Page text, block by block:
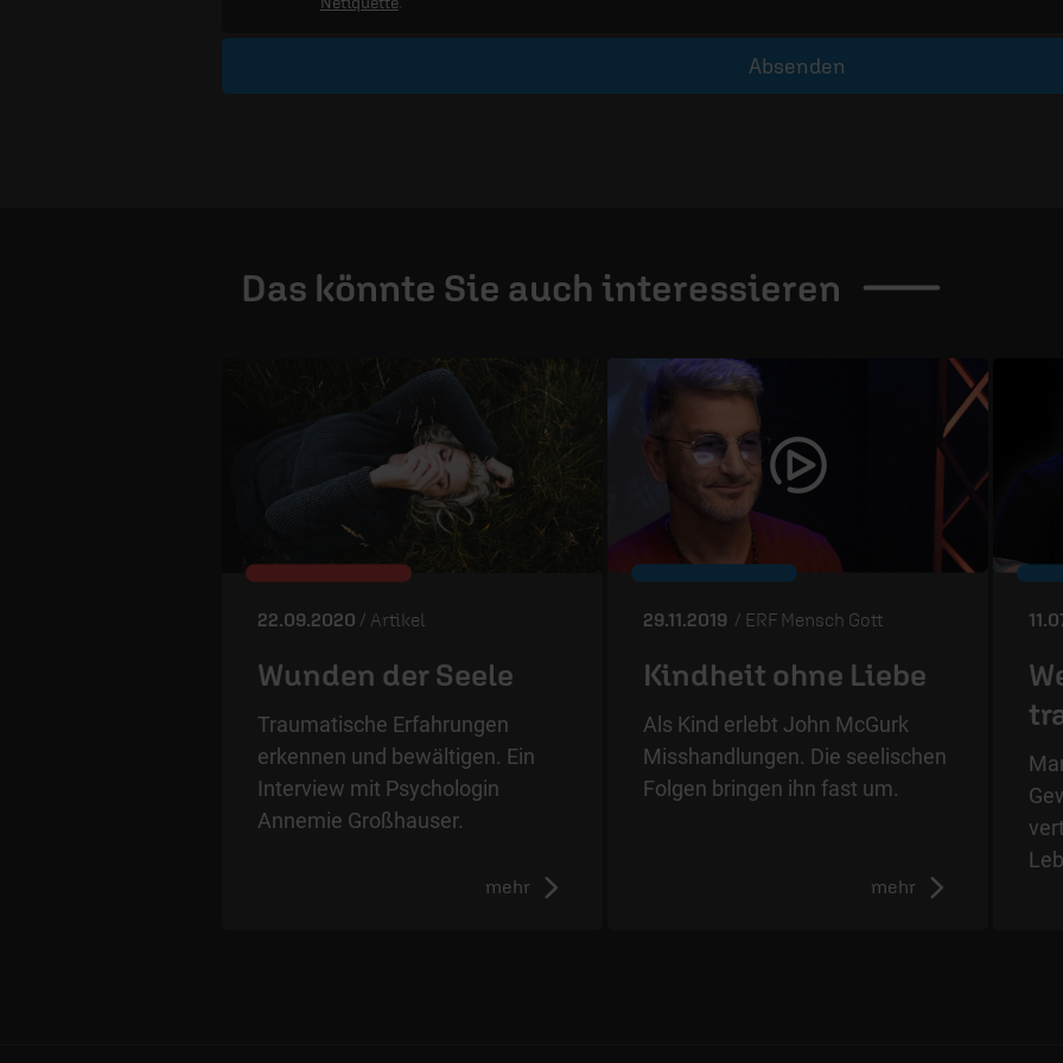
Absenden
Das könnte Sie auch interessieren
22.09.2020 / Artikel
Wunden der Seele
Traumatische Erfahrungen
erkennen und bewältigen. Ein
Interview mit Psychologin
Annemie Großhauser.
mehr
29.11.2019 / ERF Mensch Gott
Kindheit ohne Liebe
Als Kind erlebt John McGurk
Misshandlungen. Die seelischen
Folgen bringen ihn fast um.
mehr